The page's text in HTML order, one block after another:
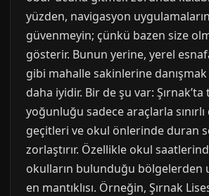
yüzden, navigasyon
güvenmeyin; çünkü bazen size
gösterir. Bunun yerine, yerel
gibi mahalle sakinlerine
daha iyidir. Bir de şu var:
yoğunluğu sadece araçlarla sınırlı
geçitleri ve okul önlerinde duran
zorlaştırır. Özellikle okul
okulların bulunduğu bölgelerden
en mantıklısı. Örneğin, Şırnak